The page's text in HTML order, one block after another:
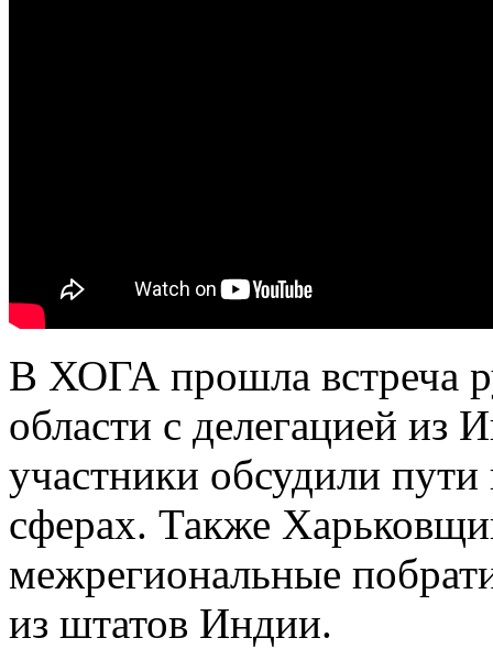
В ХОГА прошла встреча
области с делегацией из
участники обсудили
сферах. Также
межрегиональные
из штатов Индии.